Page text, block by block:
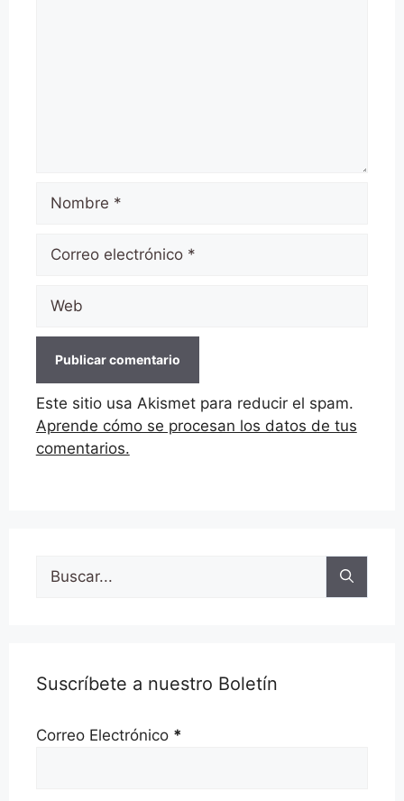
Nombre
Correo
electrónico
Web
Este sitio usa Akismet para reducir el spam.
Aprende cómo se procesan los datos de tus
comentarios.
Suscríbete a nuestro Boletín
Correo Electrónico *